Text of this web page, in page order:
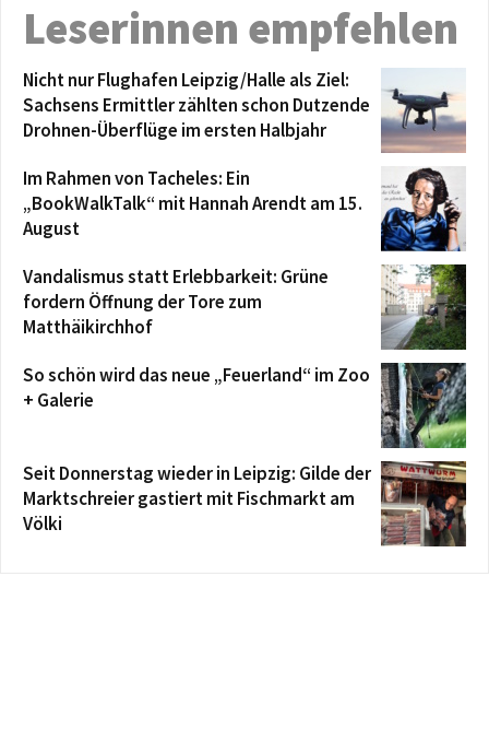
Leserinnen empfehlen
Nicht nur Flughafen Leipzig/Halle als Ziel:
Sachsens Ermittler zählten schon Dutzende
Drohnen-Überflüge im ersten Halbjahr
Im Rahmen von Tacheles: Ein
„BookWalkTalk“ mit Hannah Arendt am 15.
August
Vandalismus statt Erlebbarkeit: Grüne
fordern Öffnung der Tore zum
Matthäikirchhof
So schön wird das neue „Feuerland“ im Zoo
+ Galerie
Seit Donnerstag wieder in Leipzig: Gilde der
Marktschreier gastiert mit Fischmarkt am
Völki